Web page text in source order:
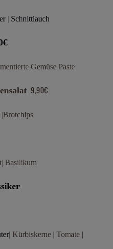
| Schnittlauch
Gemüse Paste
9,90€
|Brotchips
Basilikum
| Kürbiskerne | Tomate |